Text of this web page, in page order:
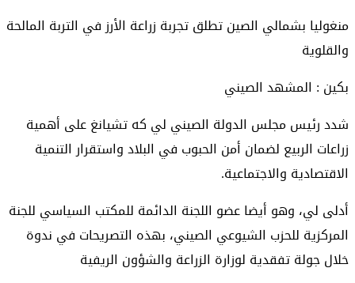
منغوليا بشمالي الصين تطلق تجربة زراعة الأرز في التربة المالحة
والقلوية
بكين : المشهد الصيني
شدد رئيس مجلس الدولة الصيني لي كه تشيانغ على أهمية
زراعات الربيع لضمان أمن الحبوب في البلاد واستقرار التنمية
الاقتصادية والاجتماعية.
أدلى لي، وهو أيضا عضو اللجنة الدائمة للمكتب السياسي للجنة
المركزية للحزب الشيوعي الصيني، بهذه التصريحات في ندوة
خلال جولة تفقدية لوزارة الزراعة والشؤون الريفية